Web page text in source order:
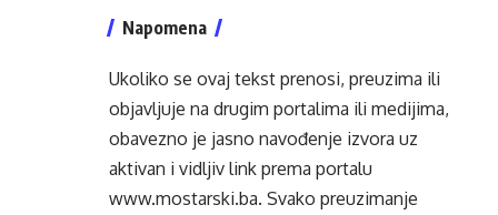
Napomena
Ukoliko se ovaj tekst prenosi, preuzima ili
objavljuje na drugim portalima ili medijima,
obavezno je jasno navođenje izvora uz
aktivan i vidljiv link prema portalu
www.mostarski.ba. Svako preuzimanje